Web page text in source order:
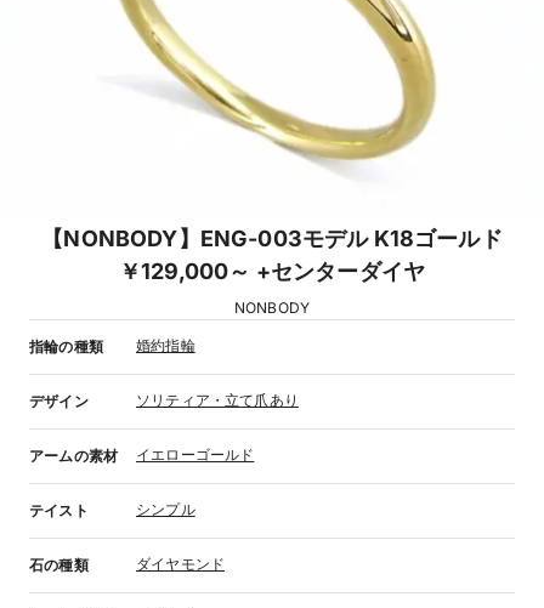
【NONBODY】ENG-003モデル K18ゴールド
￥129,000～ +センターダイヤ
NONBODY
指輪の種類 婚約指輪
デザイン ソリティア・立て爪あり
アームの素材 イエローゴールド
テイスト シンプル
石の種類 ダイヤモンド